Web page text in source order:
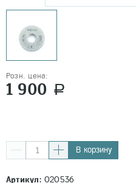
Розн. цена:
1 900 a
В корзину
Артикул:020536